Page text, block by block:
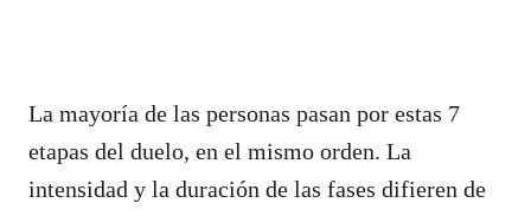
La mayoría de las personas pasan por estas 7
etapas del duelo, en el mismo orden. La
intensidad y la duración de las fases difieren de